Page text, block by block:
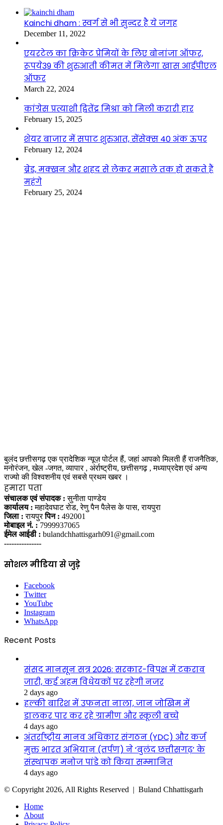
Kainchi dham : स्वर्ग से भी सुन्दर है ये जगह
December 11, 2022
एयरटेल का क्रिकेट प्रेमियों के लिए बोनांजा ऑफर,
रूपये39 की शुरुआती कीमत में मिलेगा खास आईपीएल
ऑफर
March 22, 2024
कांग्रेस प्रत्याशी द्वितेंद्र मिश्रा को मिली करारी हार
February 15, 2025
शेयर बाजार में सपाट शुरुआत, सेंसेक्स 40 अंक ऊपर
February 12, 2024
ब्रेड, मक्खन और शहद से लेकर मसाले तक हो सकते हैं
महंगे
February 25, 2024
बुलंद छत्तीसगढ़ एक प्रादेशिक न्यूज़ पोर्टल हैं, जहां आपको मिलती हैं राजनैतिक,
मनोरंजन, खेल -जगत, व्यापार , अंर्राष्ट्रीय, छत्तीसगढ़ , मध्याप्रदेश एवं अन्य
राज्यो की विश्वशनीय एवं सबसे प्रथम खबर ।
हमारा पता
संचालक एवं संपादक :सुनीता पाण्डेय
कार्यालय : महादेवघाट रोड, रेणु पैन पैलेस के पास, रायपुरा
जिला : रायपुरपिन : 492001
मोबाइल नं. : 7999937065
ईमेल आईडी : bulandchhattisgarh091@gmail.com
---------------
सोशल मीडिया से जुड़े
Facebook
Twitter
YouTube
Instagram
WhatsApp
Recent Posts
संसद मानसून सत्र 2026: सरकार-विपक्ष में टकराव
जारी, कई अहम विधेयकों पर रहेगी नजर
2 days ago
हल्की बारिश में उफनता नाला, जान जोखिम में
डालकर पार कर रहे ग्रामीण और स्कूली बच्चे
4 days ago
अंतर्राष्ट्रीय मानव अधिकार संगठन (YDC) और कर्ज
मुक्त भारत अभियान (तर्पण) ने ‘बुलंद छत्तीसगढ़’ के
संस्थापक मनोज पांडे को किया सम्मानित
4 days ago
© Copyright 2026, All Rights Reserved | Buland Chhattisgarh
Home
About